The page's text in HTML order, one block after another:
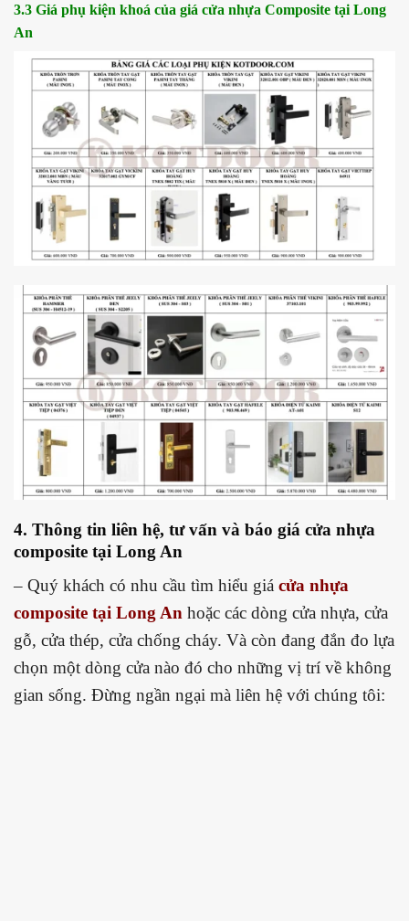
3.3 Giá phụ kiện khoá của giá cửa nhựa Composite tại Long
An
4. Thông tin liên hệ, tư vấn và báo giá cửa nhựa
composite tại Long An
– Quý khách có nhu cầu tìm hiểu giá cửa nhựa
composite tại Long An hoặc các dòng cửa nhựa, cửa
gỗ, cửa thép, cửa chống cháy. Và còn đang đắn đo lựa
chọn một dòng cửa nào đó cho những vị trí về không
gian sống. Đừng ngần ngại mà liên hệ với chúng tôi: